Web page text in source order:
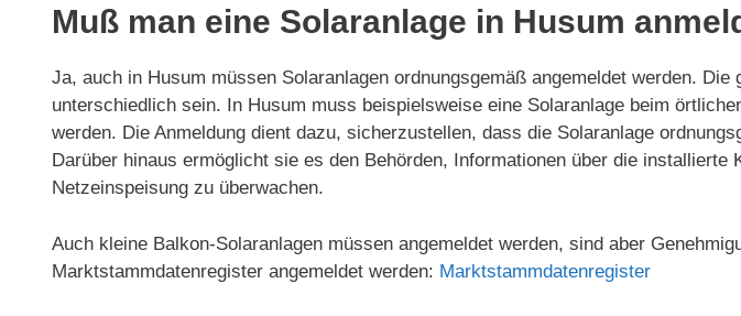
Muß man eine Solaranlage in Husum
Ja, auch in Husum müssen Solaranlagen ordnungsgemäß angemeldet werden.
unterschiedlich sein. In Husum muss beispielsweise eine Solaranlage beim
werden. Die Anmeldung dient dazu, sicherzustellen, dass die Solaranlage
Darüber hinaus ermöglicht sie es den Behörden, Informationen über die
Netzeinspeisung zu überwachen.
Auch kleine Balkon-Solaranlagen müssen angemeldet werden, sind aber
Marktstammdatenregister angemeldet werden: Marktstammdatenregister